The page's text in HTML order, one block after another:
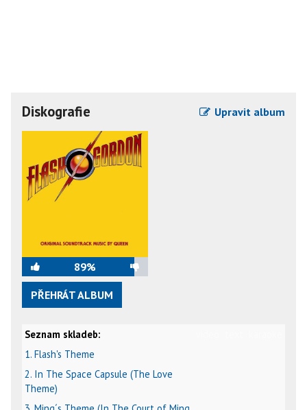
Diskografie Upravit album
89%
PŘEHRÁT ALBUM
Seznam skladeb:
1. Flash's Theme
2. In The Space Capsule (The Love
Theme)